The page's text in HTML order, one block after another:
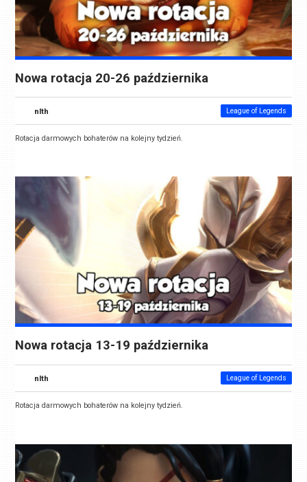
Nowa rotacja 20-26 października
nlth League of Legends
Rotacja darmowych bohaterów na kolejny tydzień.
Nowa rotacja 13-19 października
nlth League of Legends
Rotacja darmowych bohaterów na kolejny tydzień.